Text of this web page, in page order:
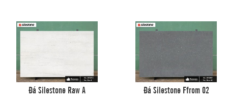
Đá Silestone Raw A Đá Silestone Ffrom 02